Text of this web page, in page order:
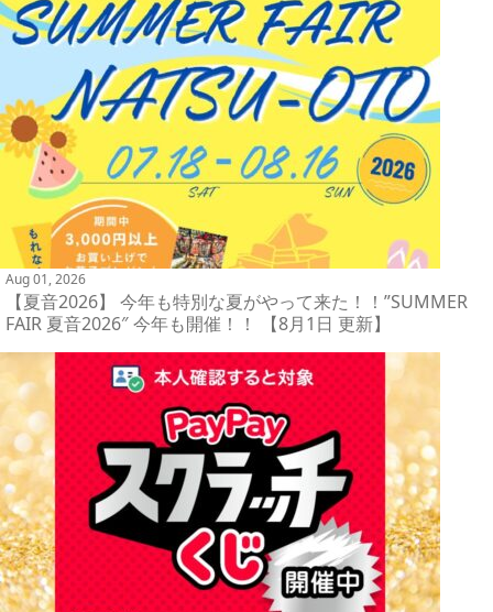
Aug 01, 2026
【夏音2026】 今年も特別な夏がやって来た！！”SUMMER
FAIR 夏音2026″ 今年も開催！！ 【8月1日 更新】